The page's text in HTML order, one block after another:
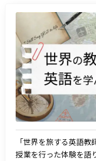
「世界を旅する英語
授業を行った体験を語